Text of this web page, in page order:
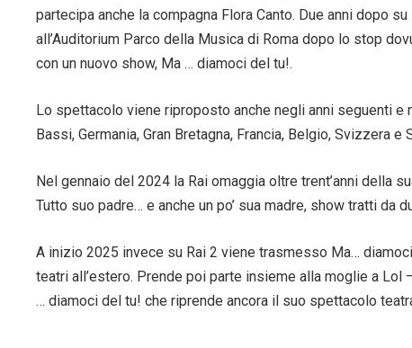
partecipa anche la compagna Flora Canto. Due anni dopo
all’Auditorium Parco della Musica di Roma dopo lo stop
con un nuovo show, Ma … diamoci del tu!.
Lo spettacolo viene riproposto anche negli anni seguenti
Bassi, Germania, Gran Bretagna, Francia, Belgio, Svizzera e
Nel gennaio del 2024 la Rai omaggia oltre trent’anni della
Tutto suo padre… e anche un po’ sua madre, show tratti da
A inizio 2025 invece su Rai 2 viene trasmesso Ma…
teatri all’estero. Prende poi parte insieme alla moglie a
… diamoci del tu! che riprende ancora il suo spettacolo